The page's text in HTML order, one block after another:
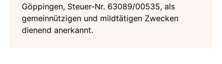
Göppingen, Steuer-Nr. 63089/00535, als
gemeinnützigen und mildtätigen Zwecken
dienend anerkannt.